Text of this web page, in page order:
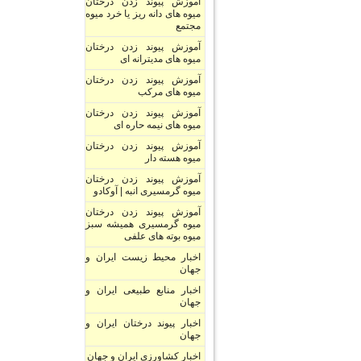
میوه های دانه ریز یا خرد میوه
مجتمع
آموزش پیوند زدن درختان
میوه های مدیترانه ای
آموزش پیوند زدن درختان
میوه های مرکب
آموزش پیوند زدن درختان
میوه های نیمه حاره ای
آموزش پیوند زدن درختان
میوه هسته دار
آموزش پیوند زدن درختان
میوه گرمسیری انبه | آوکادو
آموزش پیوند زدن درختان
میوه گرمسیری همیشه سبز
میوه بوته های علفی
اخبار محیط زیست ایران و
جهان
اخبار منابع طبیعی ایران و
جهان
اخبار پیوند درختان ایران و
جهان
اخبار کشاورزی ایران و جهان